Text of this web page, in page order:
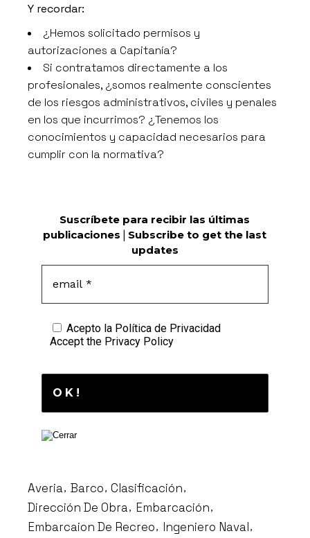
Y recordar:
¿Hemos solicitado permisos y
autorizaciones a Capitanía?
Si contratamos directamente a los
profesionales, ¿somos realmente conscientes
de los riesgos administrativos, civiles y penales
en los que incurrimos? ¿Tenemos los
conocimientos y capacidad necesarios para
cumplir con la normativa?
Suscríbete para recibir las últimas
publicaciones | Subscribe to get the last
updates
Acepto la Política de Privacidad
Accept the Privacy Policy
Averia Barco Clasificación
Dirección De Obra Embarcación
Embarcaion De Recreo Ingeniero Naval